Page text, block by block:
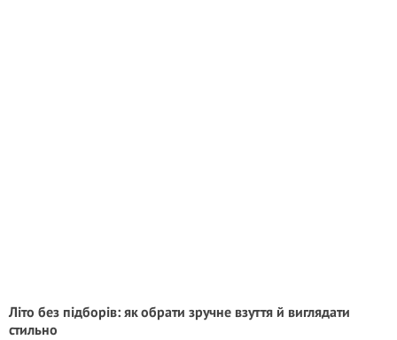
Літо без підборів: як обрати зручне взуття й виглядати
стильно